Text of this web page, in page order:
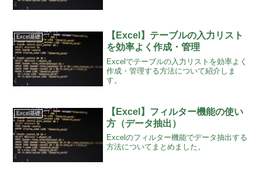
Excel基礎
【Excel】テーブルの入力リスト
を効率よく作成・管理
Excelでテーブルの入力リストを効率よく
作成・管理する方法について紹介しま
す。
Excel基礎
【Excel】フィルター機能の使い
方（データ抽出）
Excelのフィルター機能でデータ抽出する
方法についてまとめました。